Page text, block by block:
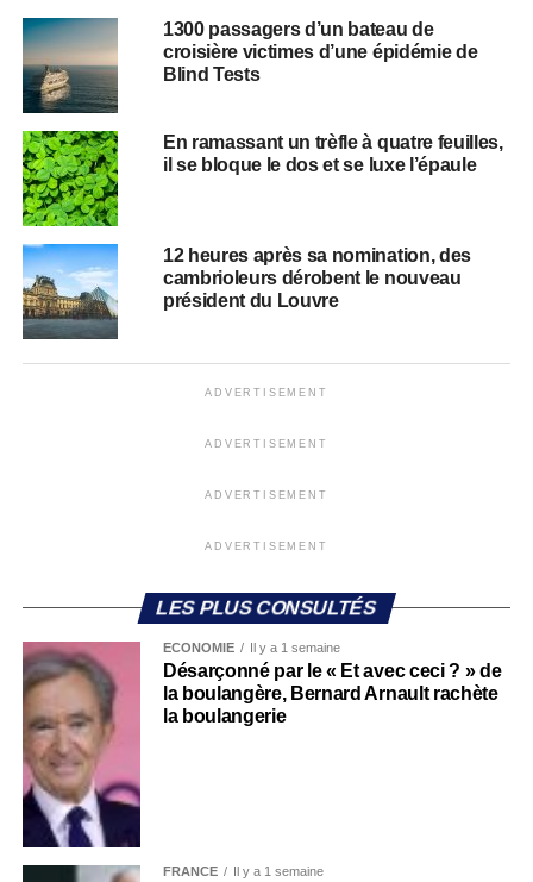
1300 passagers d’un bateau de
croisière victimes d’une épidémie de
Blind Tests
En ramassant un trèfle à quatre feuilles,
il se bloque le dos et se luxe l’épaule
12 heures après sa nomination, des
cambrioleurs dérobent le nouveau
président du Louvre
ADVERTISEMENT
ADVERTISEMENT
ADVERTISEMENT
ADVERTISEMENT
LES PLUS CONSULTÉS
ECONOMIE Il y a 1 semaine
Désarçonné par le « Et avec ceci ? » de
la boulangère, Bernard Arnault rachète
la boulangerie
FRANCE Il y a 1 semaine